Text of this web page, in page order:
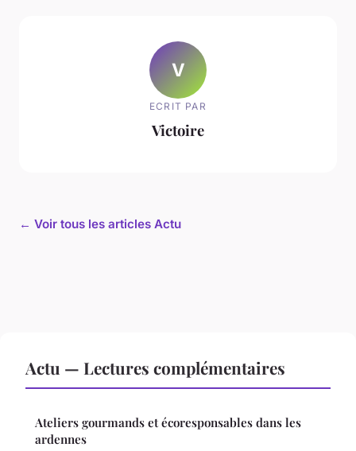
V
ECRIT PAR
Victoire
← Voir tous les articles Actu
Actu — Lectures complémentaires
Ateliers gourmands et écoresponsables dans les
ardennes